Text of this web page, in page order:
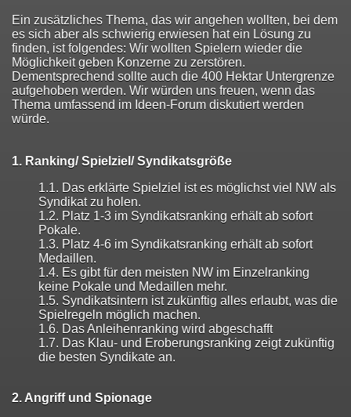
Ein zusätzliches Thema, das wir angehen wollten, bei dem
es sich aber als schwierig erwiesen hat ein Lösung zu
finden, ist folgendes: Wir wollten Spielern wieder die
Möglichkeit geben Konzerne zu zerstören.
Dementsprechend sollte auch die 400 Hektar Untergrenze
aufgehoben werden. Wir würden uns freuen, wenn das
Thema umfassend im Ideen-Forum diskutiert werden
würde.
1. Ranking/ Spielziel/ Syndikatsgröße
1.1. Das erklärte Spielziel ist es möglichst viel NW als
Syndikat zu holen.
1.2. Platz 1-3 im Syndikatsranking erhält ab sofort
Pokale.
1.3. Platz 4-6 im Syndikatsranking erhält ab sofort
Medaillen.
1.4. Es gibt für den meisten NW im Einzelranking
keine Pokale und Medaillen mehr.
1.5. Syndikatsintern ist zukünftig alles erlaubt, was die
Spielregeln möglich machen.
1.6. Das Anleihenranking wird abgeschafft
1.7. Das Klau- und Eroberungsranking zeigt zukünftig
die besten Syndikate an.
2. Angriff und Spionage